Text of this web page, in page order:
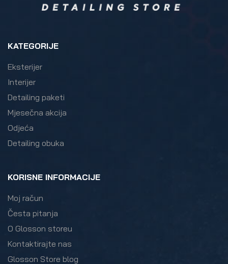
KATEGORIJE
Eksterijer
Interijer
Detailing paketi
Mjesečna akcija
Odjeća
Detailing obuka
KORISNE INFORMACIJE
Moj račun
Česta pitanja
O Glosson storeu
Kontaktirajte nas
Glosson Store blog